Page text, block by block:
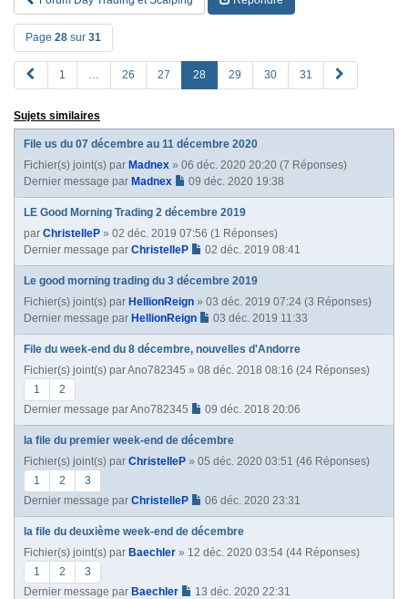
Page 28 sur 31
R
V
1 … 26 27 28 29 30 31
u
t
Sujets similaires
File us du 07 décembre au 11 décembre 2020
Fichier(s) joint(s) par Madnex » 06 déc. 2020 20:20 (7 Réponses)
Dernier message par Madnex 09 déc. 2020 19:38
LE Good Morning Trading 2 décembre 2019
par ChristelleP » 02 déc. 2019 07:56 (1 Réponses)
Dernier message par ChristelleP 02 déc. 2019 08:41
Le good morning trading du 3 décembre 2019
Fichier(s) joint(s) par HellionReign » 03 déc. 2019 07:24 (3 Réponses)
Dernier message par HellionReign 03 déc. 2019 11:33
File du week-end du 8 décembre, nouvelles d'Andorre
Fichier(s) joint(s) parAno782345 » 08 déc. 2018 08:16 (24 Réponses)
1
2
Dernier message parAno782345 09 déc. 2018 20:06
la file du premier week-end de décembre
Fichier(s) joint(s) par ChristelleP » 05 déc. 2020 03:51 (46 Réponses)
1
2
3
Dernier message par ChristelleP 06 déc. 2020 23:31
la file du deuxième week-end de décembre
Fichier(s) joint(s) par Baechler » 12 déc. 2020 03:54 (44 Réponses)
1
2
3
Dernier message par Baechler 13 déc. 2020 22:31